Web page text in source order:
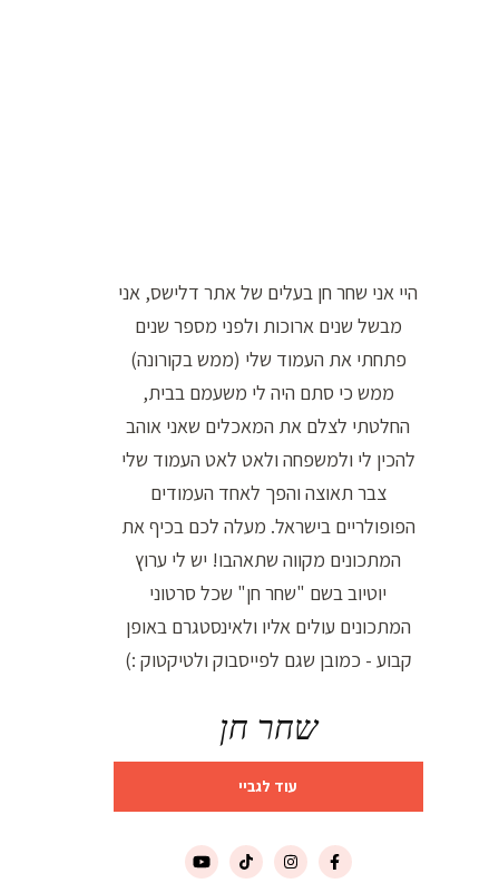
היי אני שחר חן בעלים של אתר דלישס, אני
מבשל שנים ארוכות ולפני מספר שנים
פתחתי את העמוד שלי (ממש בקורונה)
ממש כי סתם היה לי משעמם בבית,
החלטתי לצלם את המאכלים שאני אוהב
להכין לי ולמשפחה ולאט לאט העמוד שלי
צבר תאוצה והפך לאחד העמודים
הפופולריים בישראל. מעלה לכם בכיף את
המתכונים מקווה שתאהבו! יש לי ערוץ
יוטיוב בשם "שחר חן" שכל סרטוני
המתכונים עולים אליו ולאינסטגרם באופן
קבוע - כמובן שגם לפייסבוק ולטיקטוק :)
שחר חן
עוד לגביי